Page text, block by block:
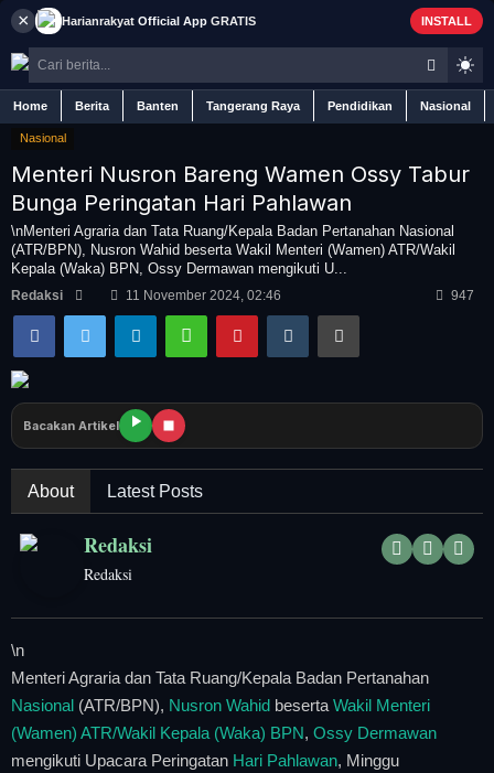
× Harianrakyat Official App GRATIS INSTALL
Home Berita Banten Tangerang Raya Pendidikan Nasional
Home
Berita
Iklan
Contact
Banten
Tangerang Raya
Pendidikan
Nasional
Politik
Daerah
Nasional
Menteri Nusron Bareng Wamen Ossy Tabur
Bunga Peringatan Hari Pahlawan
\nMenteri Agraria dan Tata Ruang/Kepala Badan Pertanahan Nasional
(ATR/BPN), Nusron Wahid beserta Wakil Menteri (Wamen) ATR/Wakil
Kepala (Waka) BPN, Ossy Dermawan mengikuti U...
Redaksi 11 November 2024, 02:46 947
Bacakan Artikel
About Latest Posts
Redaksi
Redaksi
\n
Menteri Agraria dan Tata Ruang/Kepala Badan Pertanahan
Nasional (ATR/BPN), Nusron Wahid beserta Wakil Menteri
(Wamen) ATR/Wakil Kepala (Waka) BPN, Ossy Dermawan
mengikuti Upacara Peringatan Hari Pahlawan, Minggu